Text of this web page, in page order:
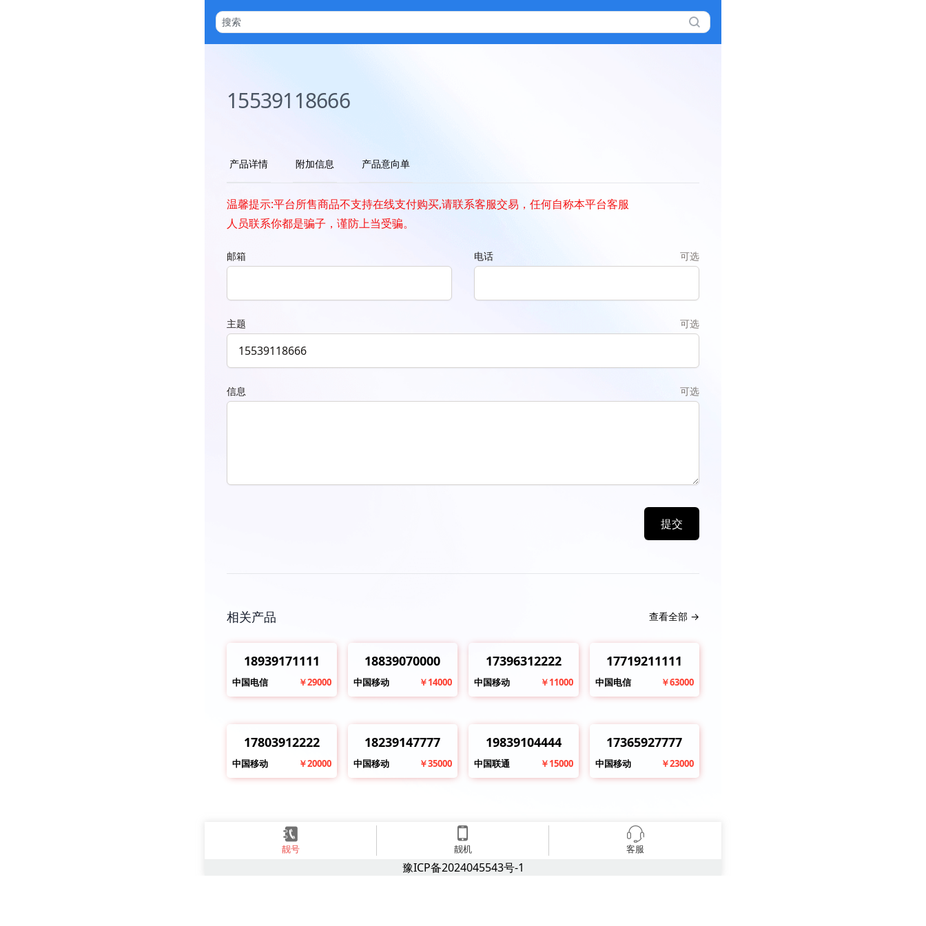
15539118666
产品详情 附加信息 产品意向单
温馨提示:平台所售商品不支持在线支付购买,请联系客服交易，任何自称本平台客服
人员联系你都是骗子，谨防上当受骗。
邮箱 电话 可选
主题 可选
信息 可选
提交
相关产品 查看全部 →
18939171111
中国电信 ￥29000
18839070000
中国移动 ￥14000
17396312222
中国移动 ￥11000
17719211111
中国电信 ￥63000
17803912222
中国移动 ￥20000
18239147777
中国移动 ￥35000
19839104444
中国联通 ￥15000
17365927777
中国移动 ￥23000
靓号 靓机 客服
豫ICP备2024045543号-1